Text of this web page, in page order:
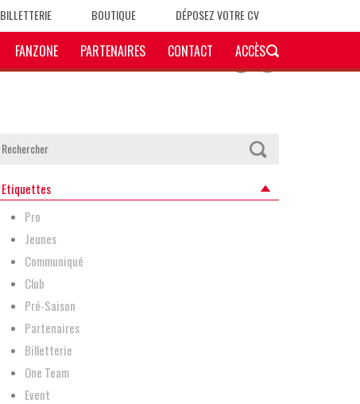
BILLETTERIE BOUTIQUE DÉPOSEZ VOTRE CV
FANZONE PARTENAIRES CONTACT ACCÈS
Etiquettes
Pro
Jeunes
Communiqué
Club
Pré-Saison
Partenaires
Billetterie
One Team
Event